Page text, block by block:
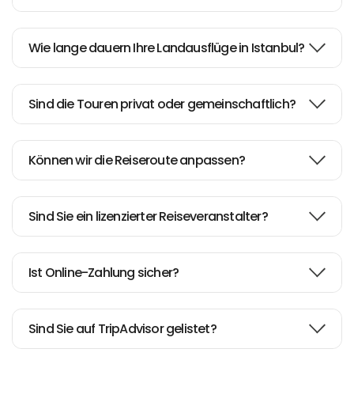
Wie lange dauern Ihre Landausflüge in Istanbul?
Sind die Touren privat oder gemeinschaftlich?
Können wir die Reiseroute anpassen?
Sind Sie ein lizenzierter Reiseveranstalter?
Ist Online-Zahlung sicher?
Sind Sie auf TripAdvisor gelistet?